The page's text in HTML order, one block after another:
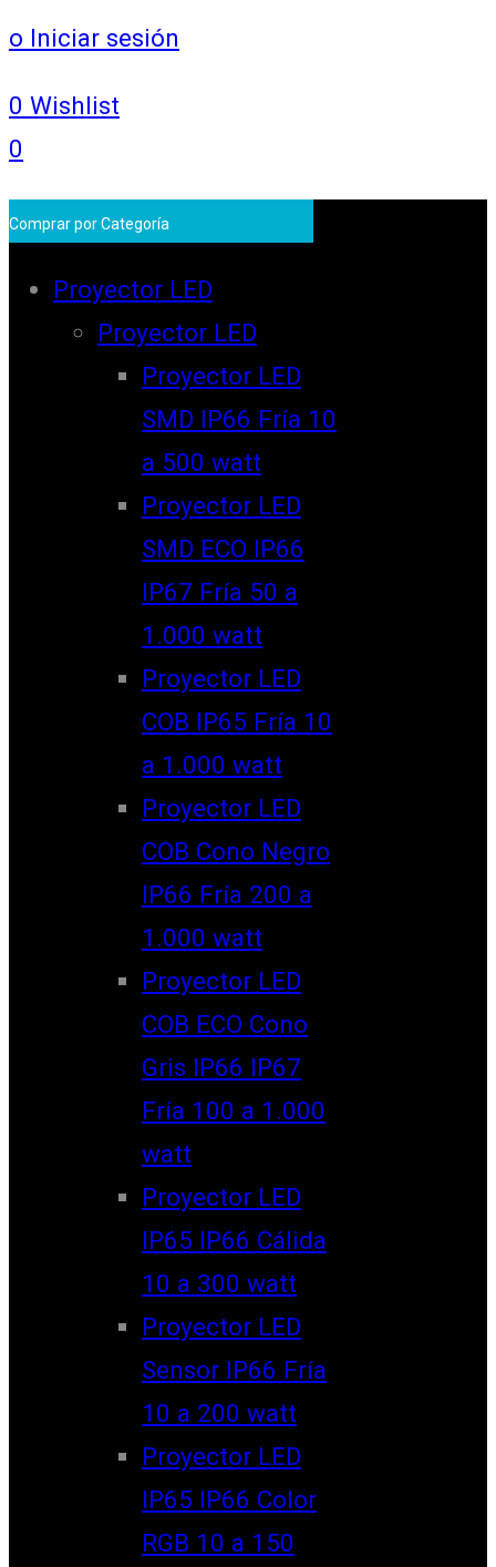
o Iniciar sesión
0 Wishlist
0
Comprar por Categoría
Proyector LED
Proyector LED
Proyector LED
SMD IP66 Fría 10
a 500 watt
Proyector LED
SMD ECO IP66
IP67 Fría 50 a
1.000 watt
Proyector LED
COB IP65 Fría 10
a 1.000 watt
Proyector LED
COB Cono Negro
IP66 Fría 200 a
1.000 watt
Proyector LED
COB ECO Cono
Gris IP66 IP67
Fría 100 a 1.000
watt
Proyector LED
IP65 IP66 Cálida
10 a 300 watt
Proyector LED
Sensor IP66 Fría
10 a 200 watt
Proyector LED
IP65 IP66 Color
RGB 10 a 150